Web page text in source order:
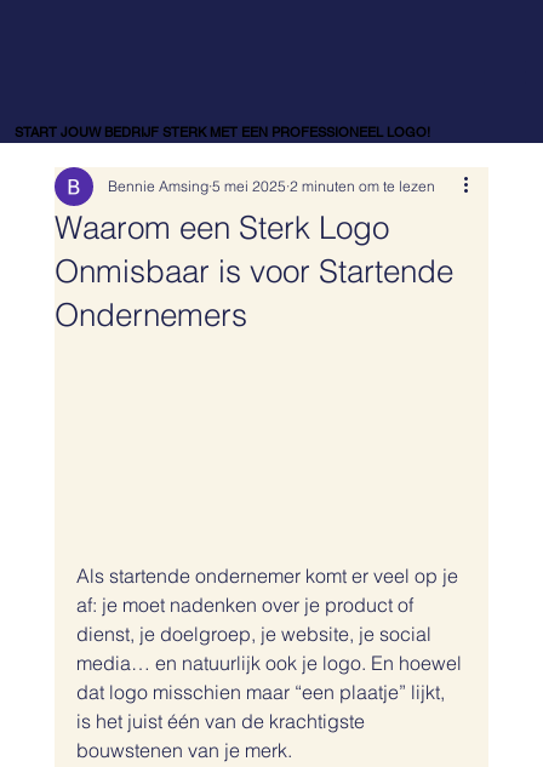
START JOUW BEDRIJF STERK MET EEN PROFESSIONEEL LOGO!
START JOUW BEDRIJF STERK MET EEN PROFESSIONEEL LOGO!
Waarom een Sterk Logo
Onmisbaar is voor Startende
Ondernemers
Bennie Amsing 5 mei 2025 2 minuten om te lezen
Als startende ondernemer komt er veel op je
af: je moet nadenken over je product of
dienst, je doelgroep, je website, je social
media… en natuurlijk ook je logo. En hoewel
dat logo misschien maar “een plaatje” lijkt,
is het juist één van de krachtigste
bouwstenen van je merk.